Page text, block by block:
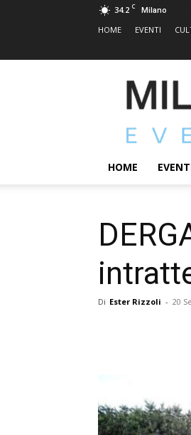
34.2 C Milano
HOME
EVENTI
HOME
Di Ester Rizzoli - 20